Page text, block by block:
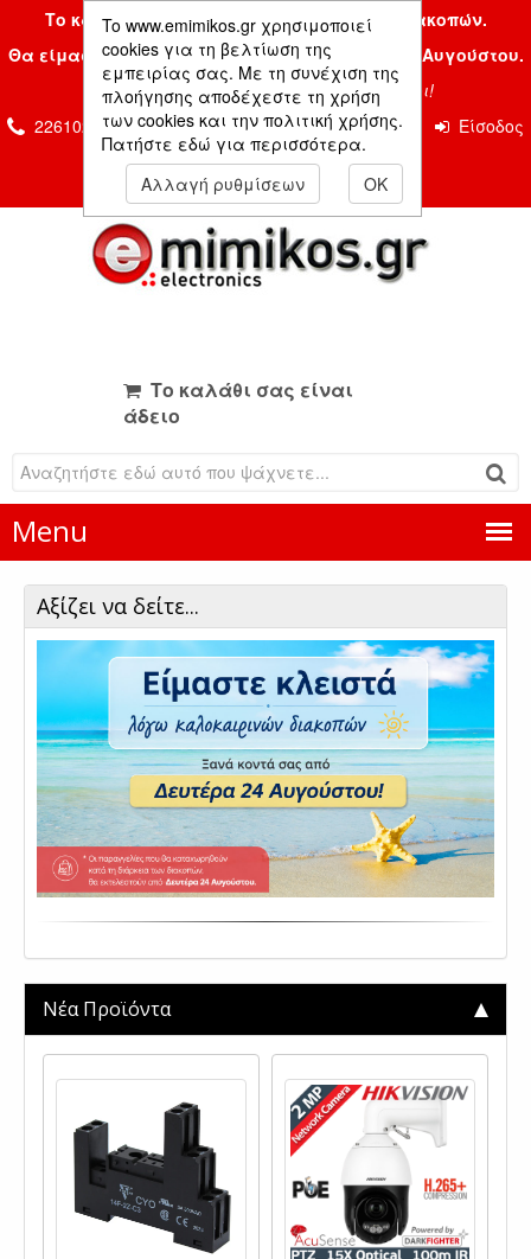
To www.emimikos.gr χρησιμοποιεί
cookies για τη βελτίωση της
εμπειρίας σας. Με τη συνέχιση της
πλοήγησης αποδέχεστε τη χρήση
των cookies και την πολιτική χρήσης.
Πατήστε εδώ για περισσότερα.
Αλλαγή ρυθμίσεων
OK
Το κατάστημα μας είναι κλειστό λόγω διακοπών.
Θα είμαστε και πάλι μαζί σας την Δευτέρα 24 Αυγούστου.
Σας ευχόμαστε ένα όμορφο καλοκαίρι!
2261026435 & 2261081666
Επικοινωνία
Είσοδος
Μέλους
Το καλάθι σας είναι
άδειο
Menu
Αξίζει να δείτε...
Νέα Προϊόντα